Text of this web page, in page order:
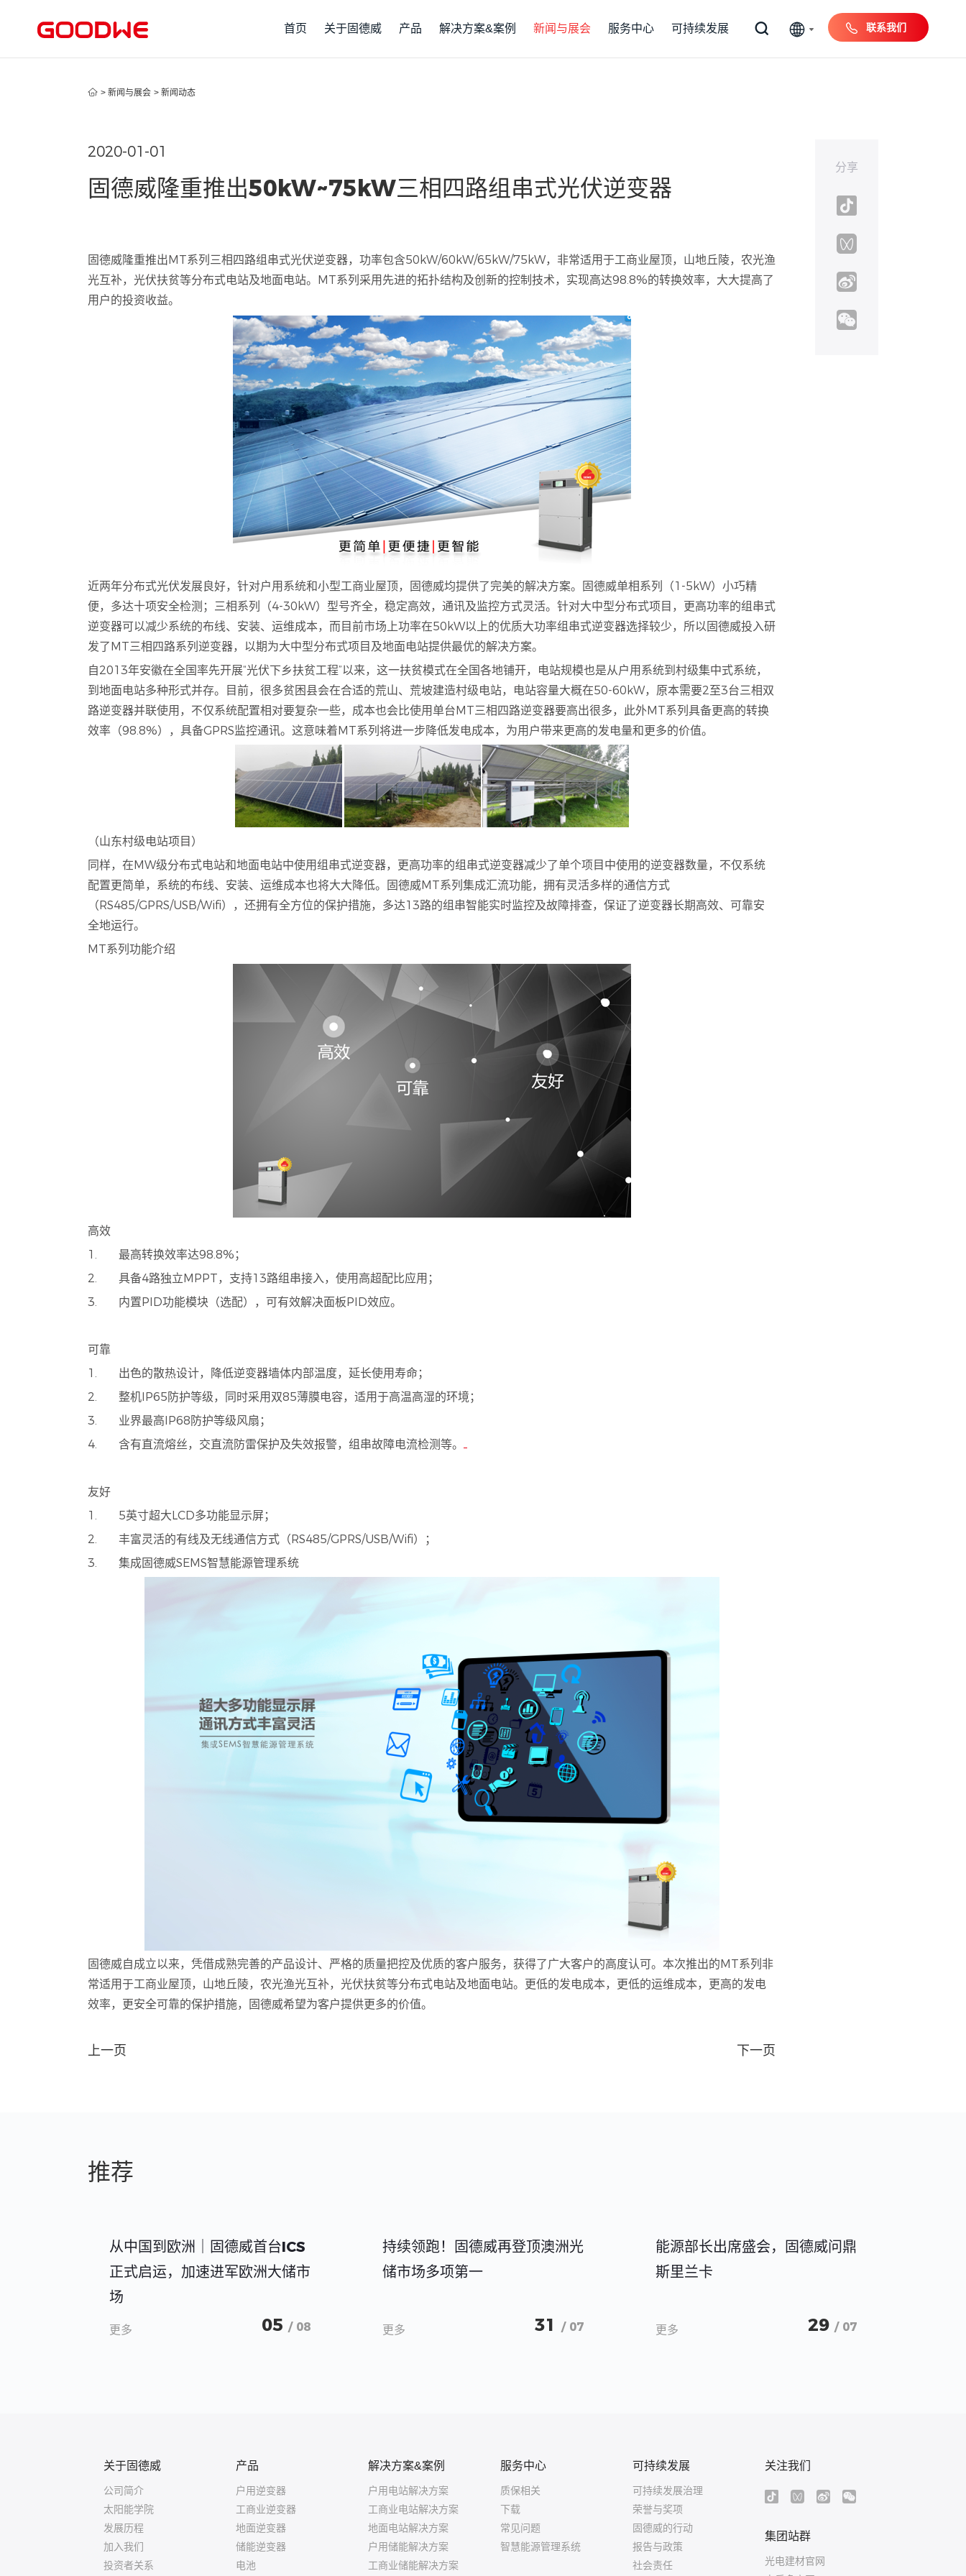
首页 关于固德威 产品 解决方案&案例 新闻与展会 服务中心 可持续发展 联系我们
> 新闻与展会 > 新闻动态
分享
2020-01-01
固德威隆重推出50kW~75kW三相四路组串式光伏逆变器
固德威隆重推出MT系列三相四路组串式光伏逆变器，功率包含50kW/60kW/65kW/75kW，非常适用于工商业屋顶，山地丘陵，农光渔
光互补，光伏扶贫等分布式电站及地面电站。MT系列采用先进的拓扑结构及创新的控制技术，实现高达98.8%的转换效率，大大提高了
用户的投资收益。
近两年分布式光伏发展良好，针对户用系统和小型工商业屋顶，固德威均提供了完美的解决方案。固德威单相系列（1-5kW）小巧精
便，多达十项安全检测；三相系列（4-30kW）型号齐全，稳定高效，通讯及监控方式灵活。针对大中型分布式项目，更高功率的组串式
逆变器可以减少系统的布线、安装、运维成本，而目前市场上功率在50kW以上的优质大功率组串式逆变器选择较少，所以固德威投入研
发了MT三相四路系列逆变器，以期为大中型分布式项目及地面电站提供最优的解决方案。
自2013年安徽在全国率先开展“光伏下乡扶贫工程”以来，这一扶贫模式在全国各地铺开，电站规模也是从户用系统到村级集中式系统，
到地面电站多种形式并存。目前，很多贫困县会在合适的荒山、荒坡建造村级电站，电站容量大概在50-60kW，原本需要2至3台三相双
路逆变器并联使用，不仅系统配置相对要复杂一些，成本也会比使用单台MT三相四路逆变器要高出很多，此外MT系列具备更高的转换
效率（98.8%），具备GPRS监控通讯。这意味着MT系列将进一步降低发电成本，为用户带来更高的发电量和更多的价值。
（山东村级电站项目）
同样，在MW级分布式电站和地面电站中使用组串式逆变器，更高功率的组串式逆变器减少了单个项目中使用的逆变器数量，不仅系统
配置更简单，系统的布线、安装、运维成本也将大大降低。固德威MT系列集成汇流功能，拥有灵活多样的通信方式
（RS485/GPRS/USB/Wifi），还拥有全方位的保护措施，多达13路的组串智能实时监控及故障排查，保证了逆变器长期高效、可靠安
全地运行。
MT系列功能介绍
高效
1. 最高转换效率达98.8%；
2. 具备4路独立MPPT，支持13路组串接入，使用高超配比应用；
3. 内置PID功能模块（选配），可有效解决面板PID效应。
可靠
1. 出色的散热设计，降低逆变器墙体内部温度，延长使用寿命；
2. 整机IP65防护等级，同时采用双85薄膜电容，适用于高温高湿的环境；
3. 业界最高IP68防护等级风扇；
4. 含有直流熔丝，交直流防雷保护及失效报警，组串故障电流检测等。
友好
1. 5英寸超大LCD多功能显示屏；
2. 丰富灵活的有线及无线通信方式（RS485/GPRS/USB/Wifi）；
3. 集成固德威SEMS智慧能源管理系统
固德威自成立以来，凭借成熟完善的产品设计、严格的质量把控及优质的客户服务，获得了广大客户的高度认可。本次推出的MT系列非
常适用于工商业屋顶，山地丘陵，农光渔光互补，光伏扶贫等分布式电站及地面电站。更低的发电成本，更低的运维成本，更高的发电
效率，更安全可靠的保护措施，固德威希望为客户提供更多的价值。
上一页 下一页
推荐
从中国到欧洲｜固德威首台ICS
正式启运，加速进军欧洲大储市
场
更多 05 / 08
持续领跑！固德威再登顶澳洲光
储市场多项第一
更多 31 / 07
能源部长出席盛会，固德威问鼎
斯里兰卡
更多 29 / 07
关于固德威
公司简介
太阳能学院
发展历程
加入我们
投资者关系
产品
户用逆变器
工商业逆变器
地面逆变器
储能逆变器
电池
解决方案&案例
户用电站解决方案
工商业电站解决方案
地面电站解决方案
户用储能解决方案
工商业储能解决方案
服务中心
质保相关
下载
常见问题
智慧能源管理系统
可持续发展
可持续发展治理
荣誉与奖项
固德威的行动
报告与政策
社会责任
关注我们
集团站群
光电建材官网